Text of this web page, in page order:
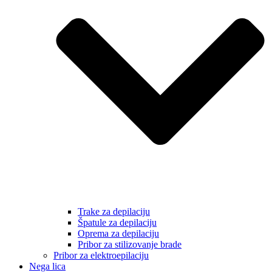
Trake za depilaciju
Špatule za depilaciju
Oprema za depilaciju
Pribor za stilizovanje brade
Pribor za elektroepilaciju
Nega lica